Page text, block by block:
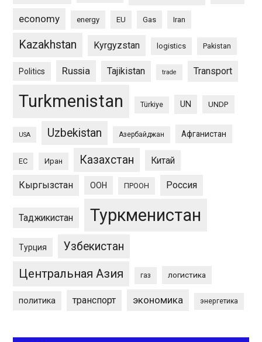
economy energy EU Gas Iran
Kazakhstan Kyrgyzstan logistics Pakistan
Politics Russia Tajikistan trade Transport
Turkmenistan Türkiye UN UNDP
USA Uzbekistan Азербайджан Афганистан
ЕС Иран Казахстан Китай
Кыргызстан ООН ПРООН Россия
Таджикистан Туркменистан
Турция Узбекистан
Центральная Азия газ логистика
политика транспорт экономика энергетика